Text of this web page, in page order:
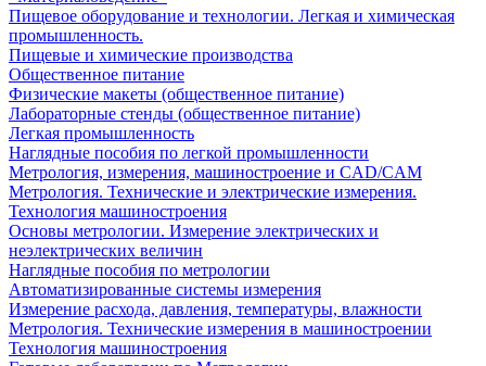
Пищевое оборудование и технологии. Легкая и химическая
промышленность.
Пищевые и химические производства
Общественное питание
Физические макеты (общественное питание)
Лабораторные стенды (общественное питание)
Легкая промышленность
Наглядные пособия по легкой промышленности
Метрология, измерения, машиностроение и CAD/CAM
Метрология. Технические и электрические измерения.
Технология машиностроения
Основы метрологии. Измерение электрических и
неэлектрических величин
Наглядные пособия по метрологии
Автоматизированные системы измерения
Измерение расхода, давления, температуры, влажности
Метрология. Технические измерения в машиностроении
Технология машиностроения